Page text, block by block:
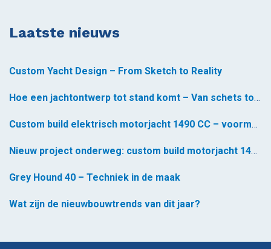
Laatste nieuws
Custom Yacht Design – From Sketch to Reality
Hoe een jachtontwerp tot stand komt – Van schets tot realiteit *
Custom build elektrisch motorjacht 1490 CC – voormontage gestart
Nieuw project onderweg: custom build motorjacht 1490 CC
Grey Hound 40 – Techniek in de maak
Wat zijn de nieuwbouwtrends van dit jaar?